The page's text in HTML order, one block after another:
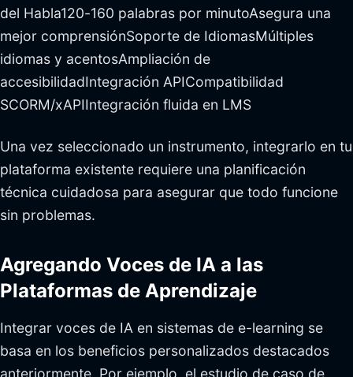
del Habla120-160 palabras por minutoAsegura una
mejor comprensiónSoporte de IdiomasMúltiples
idiomas y acentosAmpliación de
accesibilidadIntegración APICompatibilidad
SCORM/xAPIIntegración fluida en LMS
Una vez seleccionado un instrumento, integrarlo en tu
plataforma existente requiere una planificación
técnica cuidadosa para asegurar que todo funcione
sin problemas.
Agregando Voces de IA a las
Plataformas de Aprendizaje
Integrar voces de IA en sistemas de e-learning se
basa en los beneficios personalizados destacados
anteriormente. Por ejemplo, el estudio de caso de